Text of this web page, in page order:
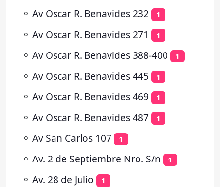
⚬ Av Oscar R. Benavides 232 1
⚬ Av Oscar R. Benavides 271 1
⚬ Av Oscar R. Benavides 388-400 1
⚬ Av Oscar R. Benavides 445 1
⚬ Av Oscar R. Benavides 469 1
⚬ Av Oscar R. Benavides 487 1
⚬ Av San Carlos 107 1
⚬ Av. 2 de Septiembre Nro. S/n 1
⚬ Av. 28 de Julio 1